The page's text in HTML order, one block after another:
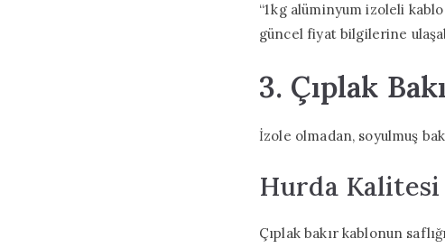
“1 kg alüminyum izoleli
güncel fiyat bilgilerine
3. Çıplak
İzole olmadan, soyulmuş
Hurda
Çıplak bakır kablonun